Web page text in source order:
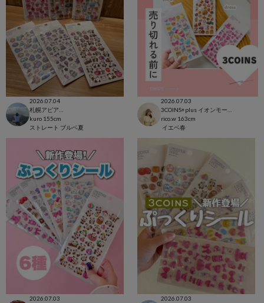
2026.07.04
kuro 155cm
ストレート ブルベ夏
2026.07.03
rico.w 163cm
イエベ春
2026.07.03
2026.07.03